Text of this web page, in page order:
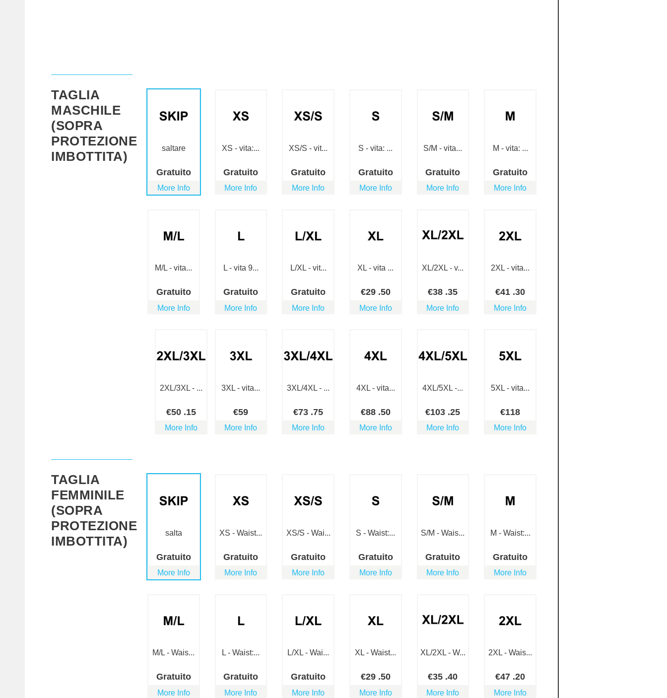
TAGLIA
MASCHILE
(SOPRA
PROTEZIONE
IMBOTTITA)
saltare
Gratuito
More Info
XS - vita:...
Gratuito
More Info
XS/S - vit...
Gratuito
More Info
S - vita: ...
Gratuito
More Info
S/M - vita...
Gratuito
More Info
M - vita: ...
Gratuito
More Info
M/L - vita...
Gratuito
More Info
L - vita 9...
Gratuito
More Info
L/XL - vit...
Gratuito
More Info
XL - vita ...
€29 .50
More Info
XL/2XL - v...
€38 .35
More Info
2XL - vita...
€41 .30
More Info
2XL/3XL - ...
€50 .15
More Info
3XL - vita...
€59
More Info
3XL/4XL - ...
€73 .75
More Info
4XL - vita...
€88 .50
More Info
4XL/5XL -...
€103 .25
More Info
5XL - vita...
€118
More Info
TAGLIA
FEMMINILE
(SOPRA
PROTEZIONE
IMBOTTITA)
salta
Gratuito
More Info
XS - Waist...
Gratuito
More Info
XS/S - Wai...
Gratuito
More Info
S - Waist:...
Gratuito
More Info
S/M - Wais...
Gratuito
More Info
M - Waist:...
Gratuito
More Info
M/L - Wais...
Gratuito
More Info
L - Waist:...
Gratuito
More Info
L/XL - Wai...
Gratuito
More Info
XL - Waist...
€29 .50
More Info
XL/2XL - W...
€35 .40
More Info
2XL - Wais...
€47 .20
More Info